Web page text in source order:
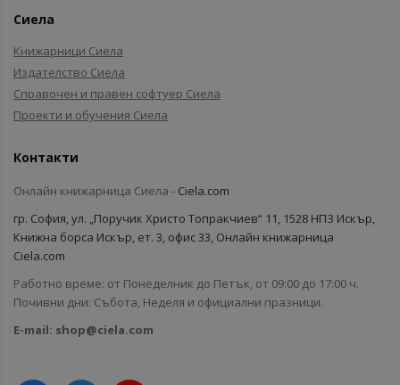
Сиела
Книжарници Сиела
Издателство Сиела
Справочен и правен софтуер Сиела
Проекти и обучения Сиела
Контакти
Онлайн книжарница Сиела - Ciela.com
гр. София, ул. „Поручик Христо Топракчиев“ 11, 1528 НПЗ Искър,
Книжна борса Искър, ет. 3, офис 33, Онлайн книжарница
Ciela.com
Работно време: от Понеделник до Петък, от 09:00 до 17:00 ч.
Почивни дни: Събота, Неделя и официални празници.
E-mail: shop@ciela.com